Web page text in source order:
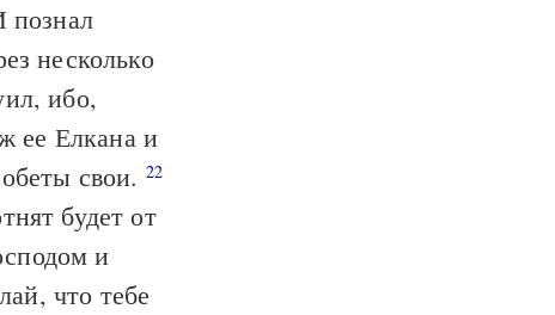
познал
несколько
ибо,
ее Елкана и
свои. 22
будет от
и
что тебе